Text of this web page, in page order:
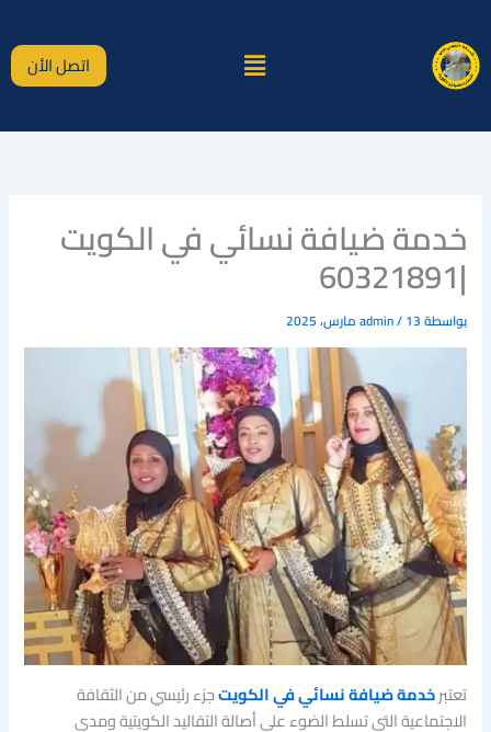
المحتوى
القائمة اتصل الأن
خدمة ضيافة نسائي في الكويت
|60321891
بواسطة admin/13 مارس، 2025
تعتبرخدمة ضيافة نسائي في الكويتجزء رئيسي من الثقافة
الاجتماعية التي تسلط الضوء على أصالة التقاليد الكويتية ومدى